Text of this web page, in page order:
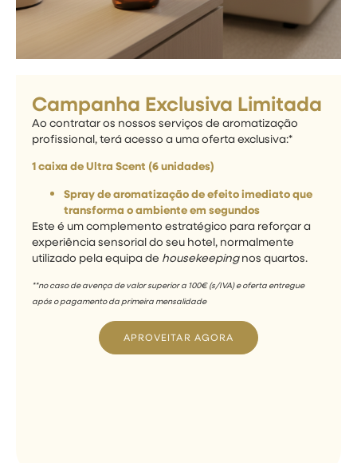
Campanha Exclusiva Limitada
Ao contratar os nossos serviços de aromatização
profissional, terá acesso a uma oferta exclusiva:*
1 caixa de Ultra Scent (6 unidades)
Spray de aromatização de efeito imediato que
transforma o ambiente em segundos
Este é um complemento estratégico para reforçar a
experiência sensorial do seu hotel, normalmente
utilizado pela equipa de housekeepingnos quartos.
**no caso de avença de valor superior a 100€ (s/IVA)eoferta entregue
após o pagamento da primeira mensalidade
APROVEITAR AGORA